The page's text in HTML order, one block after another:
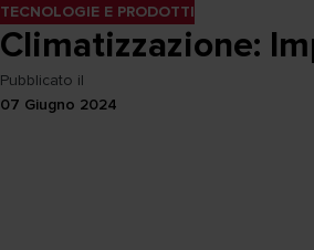
TECNOLOGIE E PRODOTTI
Climatizzazione:
Pubblicato il
07 Giugno 2024